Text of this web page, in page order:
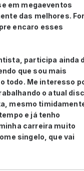
em megaeventos
das melhores.
encaro esses
participa ainda
que sou mais
todo. Me interesso
o atual
mesmo
e já tenho
carreira muito
singelo, que vai